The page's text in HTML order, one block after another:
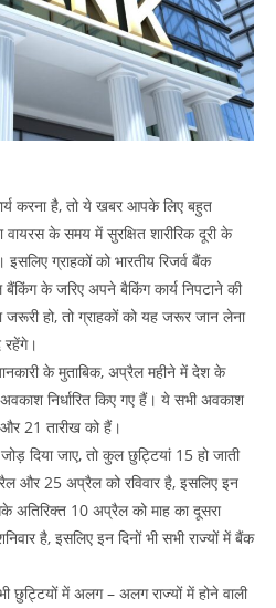
करना है, तो ये खबर आपके लिए बहुत
वायरस के समय में सुरक्षित शारीरिक दूरी के
ग्राहकों को भारतीय रिजर्व बैंक
के जरिए अपने बैकिंग कार्य निपटाने की
हो, तो ग्राहकों को यह जरूर जान लेना
के मुताबिक, अप्रैल महीने में देश के
निर्धारित किए गए हैं। ये सभी अवकाश
21 तारीख को हैं।
दिया जाए, तो कुल छुट्टियां 15 हो जाती
और 25 अप्रैल को रविवार है, इसलिए इन
अतिरिक्त 10 अप्रैल को माह का दूसरा
है, इसलिए इन दिनों भी सभी राज्यों में बैंक
छुट्टियों में अलग – अलग राज्यों में होने वाली